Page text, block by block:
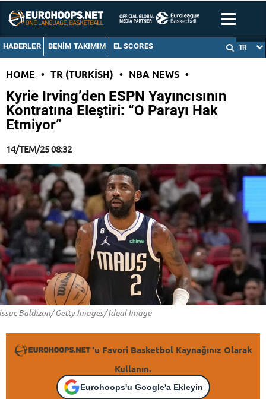
HABERLER BENIM TAKIMIM EL SCORES TR
HOME • TR (TURKISH) • NBA NEWS •
Kyrie Irving’den ESPN Yayıncısının
Kontratına Eleştiri: “O Parayı Hak
Etmiyor”
14/TEM/25 08:32
Baldizon/ Getty Images/ Ideal Image
'u Favori Basketbol Kaynağınız Olarak
Kullanın.
Eurohoops'u Google'a Ekleyin